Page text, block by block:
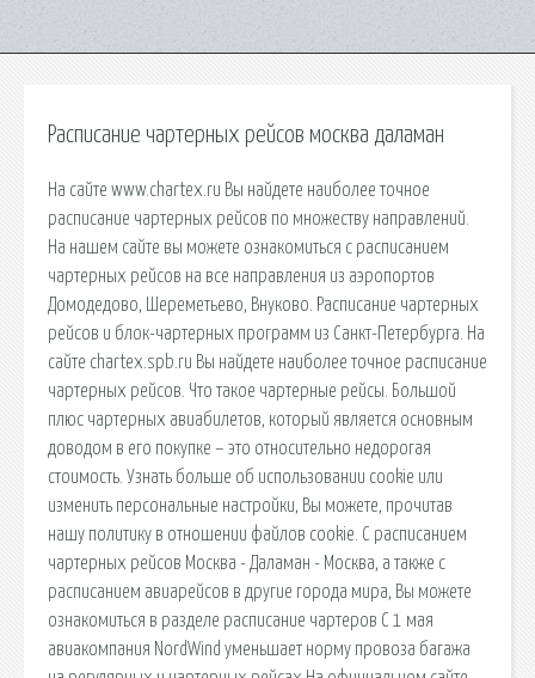
Расписание чартерных рейсов москва даламан
На сайте www.chartex.ru Вы найдете наиболее точное
расписание чартерных рейсов по множеству направлений.
На нашем сайте вы можете ознакомиться с расписанием
чартерных рейсов на все направления из аэропортов
Домодедово, Шереметьево, Внуково. Расписание чартерных
рейсов и блок-чартерных программ из Санкт-Петербурга. На
сайте chartex.spb.ru Вы найдете наиболее точное расписание
чартерных рейсов. Что такое чартерные рейсы. Большой
плюс чартерных авиабилетов, который является основным
доводом в его покупке – это относительно недорогая
стоимость. Узнать больше об использовании cookie или
изменить персональные настройки, Вы можете, прочитав
нашу политику в отношении файлов cookie. С расписанием
чартерных рейсов Москва - Даламан - Москва, а также с
расписанием авиарейсов в другие города мира, Вы можете
ознакомиться в разделе расписание чартеров С 1 мая
авиакомпания NordWind уменьшает норму провоза багажа